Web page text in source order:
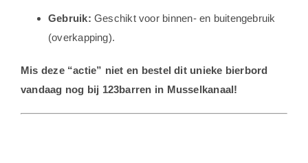
Gebruik: Geschikt voor binnen- en buitengebruik
(overkapping).
Mis deze “actie” niet en bestel dit unieke bierbord
vandaag nog bij 123barren in Musselkanaal!